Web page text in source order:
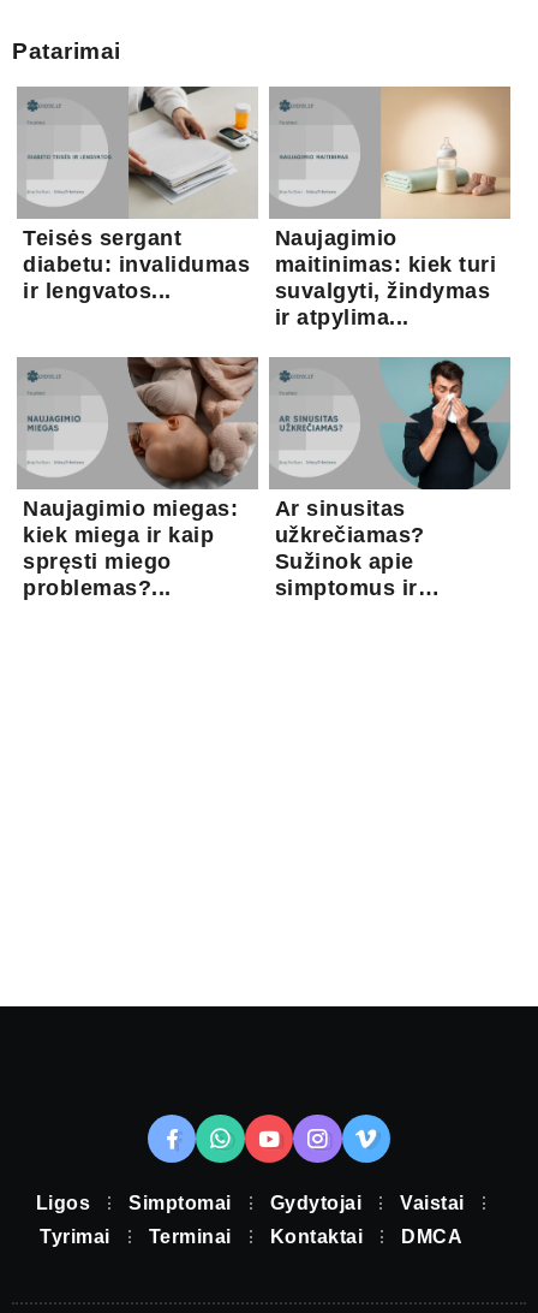
Patarimai
Teisės sergant
diabetu: invalidumas
ir lengvatos...
Naujagimio
maitinimas: kiek turi
suvalgyti, žindymas
ir atpylima...
Naujagimio miegas:
kiek miega ir kaip
spręsti miego
problemas?...
Ar sinusitas
užkrečiamas?
Sužinok apie
simptomus ir
Ligos Simptomai Gydytojai
Vaistai
Tyrimai
Terminai Kontaktai DMCA